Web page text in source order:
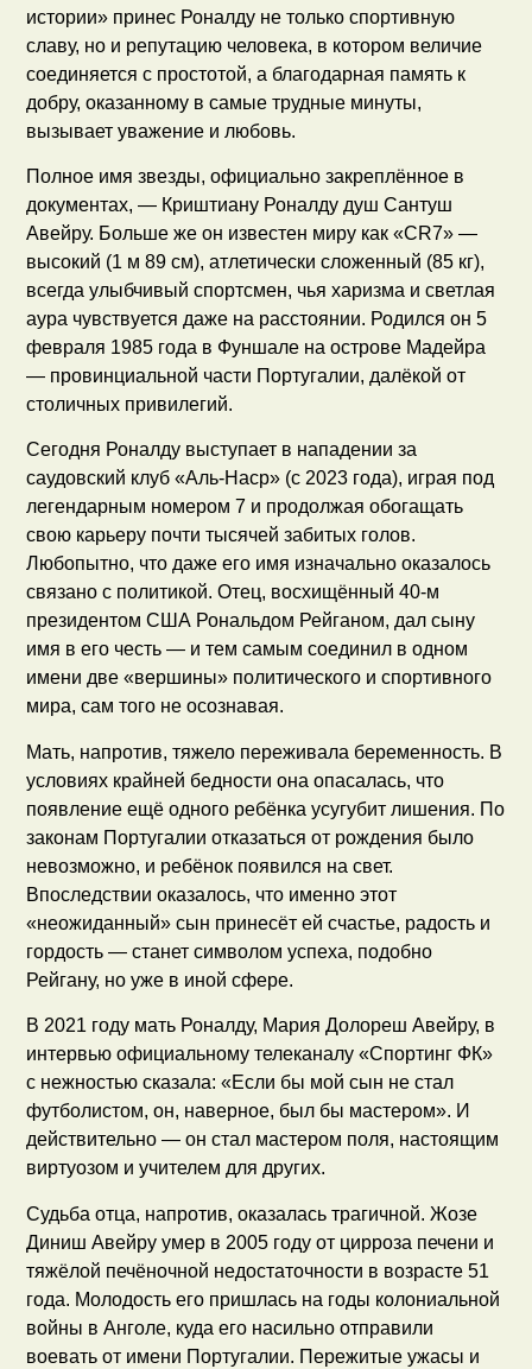
истории» принес Роналду не только спортивную
славу, но и репутацию человека, в котором величие
соединяется с простотой, а благодарная память к
добру, оказанному в самые трудные минуты,
вызывает уважение и любовь.
Полное имя звезды, официально закреплённое в
документах, — Криштиану Роналду душ Сантуш
Авейру. Больше же он известен миру как «CR7» —
высокий (1 м 89 см), атлетически сложенный (85 кг),
всегда улыбчивый спортсмен, чья харизма и светлая
аура чувствуется даже на расстоянии. Родился он 5
февраля 1985 года в Фуншале на острове Мадейра
— провинциальной части Португалии, далёкой от
столичных привилегий.
Сегодня Роналду выступает в нападении за
саудовский клуб «Аль-Наср» (с 2023 года), играя под
легендарным номером 7 и продолжая обогащать
свою карьеру почти тысячей забитых голов.
Любопытно, что даже его имя изначально оказалось
связано с политикой. Отец, восхищённый 40-м
президентом США Рональдом Рейганом, дал сыну
имя в его честь — и тем самым соединил в одном
имени две «вершины» политического и спортивного
мира, сам того не осознавая.
Мать, напротив, тяжело переживала беременность. В
условиях крайней бедности она опасалась, что
появление ещё одного ребёнка усугубит лишения. По
законам Португалии отказаться от рождения было
невозможно, и ребёнок появился на свет.
Впоследствии оказалось, что именно этот
«неожиданный» сын принесёт ей счастье, радость и
гордость — станет символом успеха, подобно
Рейгану, но уже в иной сфере.
В 2021 году мать Роналду, Мария Долореш Авейру, в
интервью официальному телеканалу «Спортинг ФК»
с нежностью сказала: «Если бы мой сын не стал
футболистом, он, наверное, был бы мастером». И
действительно — он стал мастером поля, настоящим
виртуозом и учителем для других.
Судьба отца, напротив, оказалась трагичной. Жозе
Диниш Авейру умер в 2005 году от цирроза печени и
тяжёлой печёночной недостаточности в возрасте 51
года. Молодость его пришлась на годы колониальной
войны в Анголе, куда его насильно отправили
воевать от имени Португалии. Пережитые ужасы и